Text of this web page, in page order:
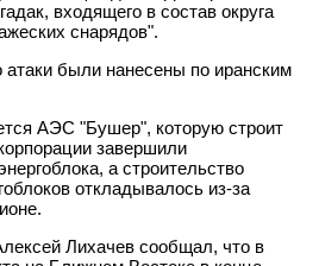
входящего в состав округа
снарядов".
атаки были нанесены по иранским
АЭС "Бушер", которую строит
завершили
а строительство
откладывалось из-за
Лихачев сообщал, что в